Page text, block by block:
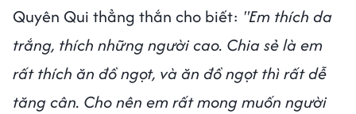
Quyên Qui thẳng thắn cho biết: "Em thích da
trắng, thích những người cao. Chia sẻ là em
rất thích ăn đồ ngọt, và ăn đồ ngọt thì rất dễ
tăng cân. Cho nên em rất mong muốn người